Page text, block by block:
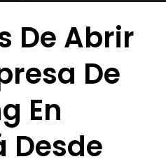
De Abrir
De
En
Desde